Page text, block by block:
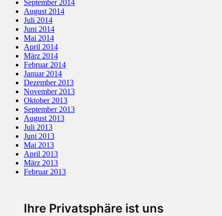
Ihre Privatsphäre ist uns
September 2014
August 2014
Juli 2014
Juni 2014
Mai 2014
April 2014
März 2014
Februar 2014
Januar 2014
Dezember 2013
November 2013
Oktober 2013
September 2013
August 2013
Juli 2013
Juni 2013
Mai 2013
April 2013
März 2013
Februar 2013